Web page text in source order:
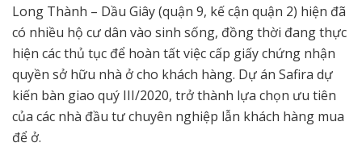
Long Thành – Dầu Giây (quận 9, kế cận quận 2) hiện đã
có nhiều hộ cư dân vào sinh sống, đồng thời đang thực
hiện các thủ tục để hoàn tất việc cấp giấy chứng nhận
quyền sở hữu nhà ở cho khách hàng. Dự án Safira dự
kiến bàn giao quý III/2020, trở thành lựa chọn ưu tiên
của các nhà đầu tư chuyên nghiệp lẫn khách hàng mua
để ở.